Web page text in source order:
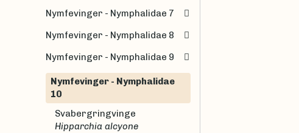
Nymfevinger - Nymphalidae 7
Nymfevinger - Nymphalidae 8
Nymfevinger - Nymphalidae 9
Nymfevinger - Nymphalidae
10
Svabergringvinge
Hipparchia alcyone